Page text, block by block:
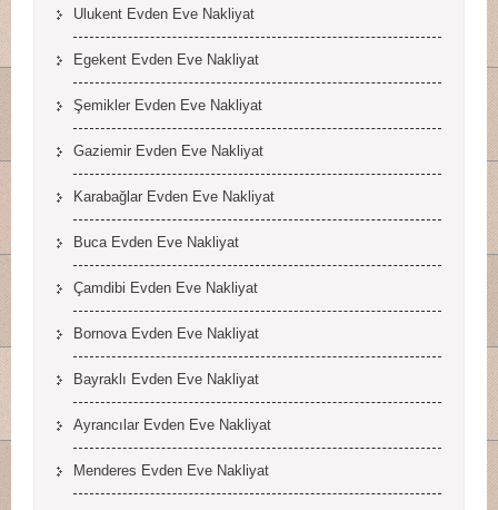
Ulukent Evden Eve Nakliyat
Egekent Evden Eve Nakliyat
Şemikler Evden Eve Nakliyat
Gaziemir Evden Eve Nakliyat
Karabağlar Evden Eve Nakliyat
Buca Evden Eve Nakliyat
Çamdibi Evden Eve Nakliyat
Bornova Evden Eve Nakliyat
Bayraklı Evden Eve Nakliyat
Ayrancılar Evden Eve Nakliyat
Menderes Evden Eve Nakliyat